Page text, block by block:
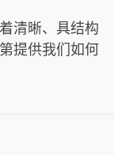
清晰、具结构
提供我们如何